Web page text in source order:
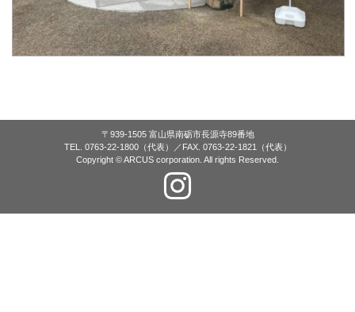
〒939-1505 富山県南砺市長源寺89番地
TEL. 0763-22-1800（代表）／FAX. 0763-22-1821（代表）
Copyright © ARCUS corporation. All rights Reserved.